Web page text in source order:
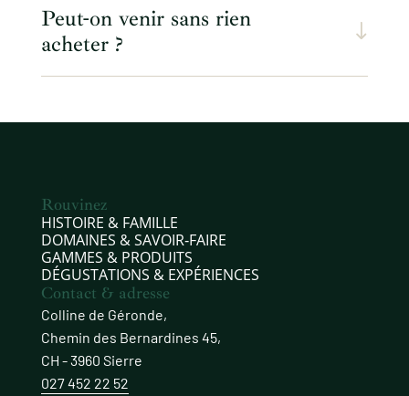
Peut-on venir sans rien
acheter ?
Rouvinez
HISTOIRE & FAMILLE
DOMAINES & SAVOIR‑FAIRE
GAMMES & PRODUITS
DÉGUSTATIONS & EXPÉRIENCES
Contact & adresse
Colline de Géronde,
Chemin des Bernardines 45,
CH - 3960 Sierre
027 452 22 52